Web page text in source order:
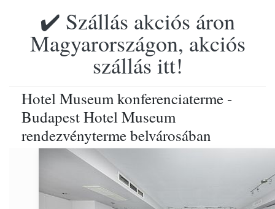
✔️ Szállás akciós áron
Magyarországon, akciós
szállás itt!
Hotel Museum konferenciaterme -
Budapest Hotel Museum
rendezvényterme belvárosában